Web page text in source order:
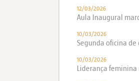
12/03/2026
Aula Inaugural
10/03/2026
Segunda oficina de
10/03/2026
Liderança